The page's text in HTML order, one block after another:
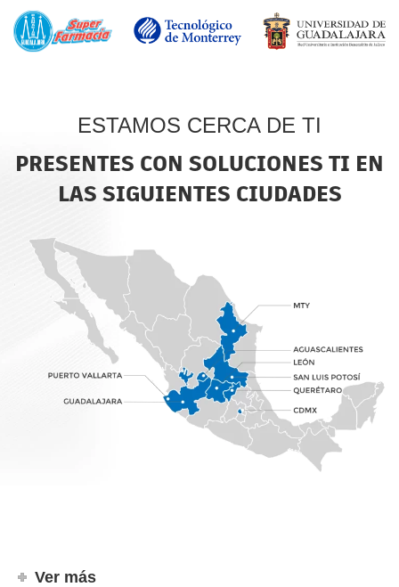
ESTAMOS CERCA DE TI
PRESENTES CON SOLUCIONES TI EN
LAS SIGUIENTES CIUDADES
Ver más